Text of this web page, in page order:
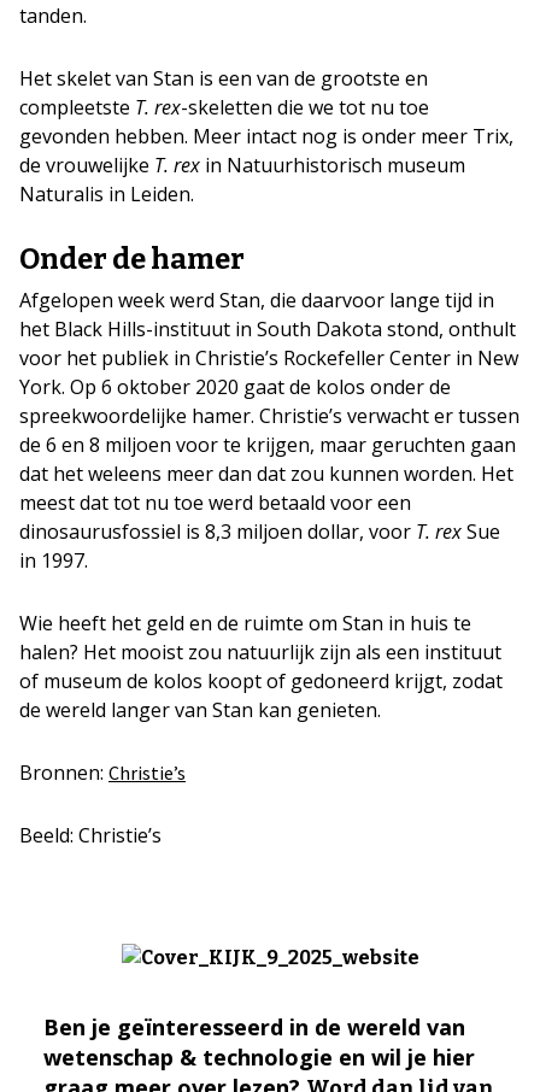
tanden.
Het skelet van Stan is een van de grootste en
compleetste T. rex-skeletten die we tot nu toe
gevonden hebben. Meer intact nog is onder meer Trix,
de vrouwelijke T. rex in Natuurhistorisch museum
Naturalis in Leiden.
Onder de hamer
Afgelopen week werd Stan, die daarvoor lange tijd in
het Black Hills-instituut in South Dakota stond, onthult
voor het publiek in Christie’s Rockefeller Center in New
York. Op 6 oktober 2020 gaat de kolos onder de
spreekwoordelijke hamer. Christie’s verwacht er tussen
de 6 en 8 miljoen voor te krijgen, maar geruchten gaan
dat het weleens meer dan dat zou kunnen worden. Het
meest dat tot nu toe werd betaald voor een
dinosaurusfossiel is 8,3 miljoen dollar, voor T. rexSue
in 1997.
Wie heeft het geld en de ruimte om Stan in huis te
halen? Het mooist zou natuurlijk zijn als een instituut
of museum de kolos koopt of gedoneerd krijgt, zodat
de wereld langer van Stan kan genieten.
Bronnen: Christie’s
Beeld: Christie’s
Ben je geïnteresseerd in de wereld van
wetenschap & technologie en wil je hier